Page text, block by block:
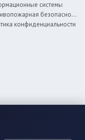
системы
безопасность
конфиденциальности